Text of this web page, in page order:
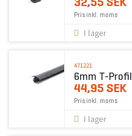
Pris inkl. moms
I lager
471221
6mm T-Profil
44,95 SEK
Pris inkl. moms
I lager